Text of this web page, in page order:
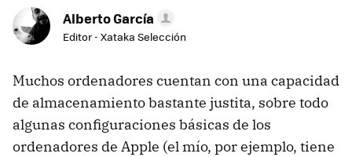
Alberto García
Editor - Xataka Selección
Muchos ordenadores cuentan con una capacidad
de almacenamiento bastante justita, sobre todo
algunas configuraciones básicas de los
ordenadores de Apple (el mío, por ejemplo, tiene